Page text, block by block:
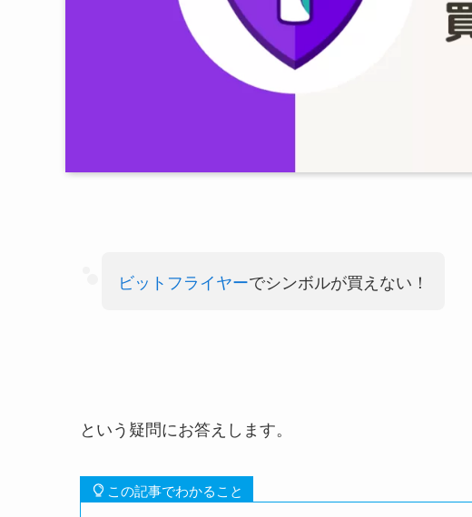
ビットフライヤーでシンボルが買えない！
という疑問にお答えします。
この記事でわかること